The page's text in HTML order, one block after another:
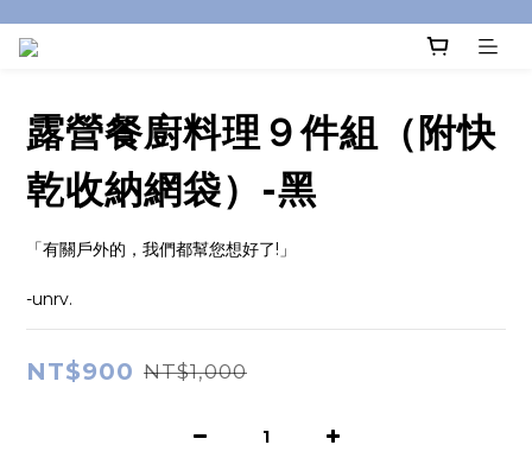
露營餐廚料理９件組（附快
乾收納網袋）-黑
「有關戶外的，我們都幫您想好了!」
-unrv.
NT$900 NT$1,000